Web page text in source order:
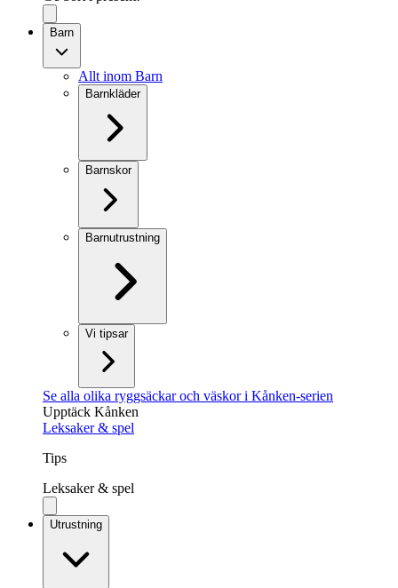
Barn
Allt inom Barn
Barnkläder
Barnskor
Barnutrustning
Vi tipsar
Se alla olika ryggsäckar och väskor i Kånken-serien
Upptäck Kånken
Leksaker & spel
Tips
Leksaker & spel
Utrustning